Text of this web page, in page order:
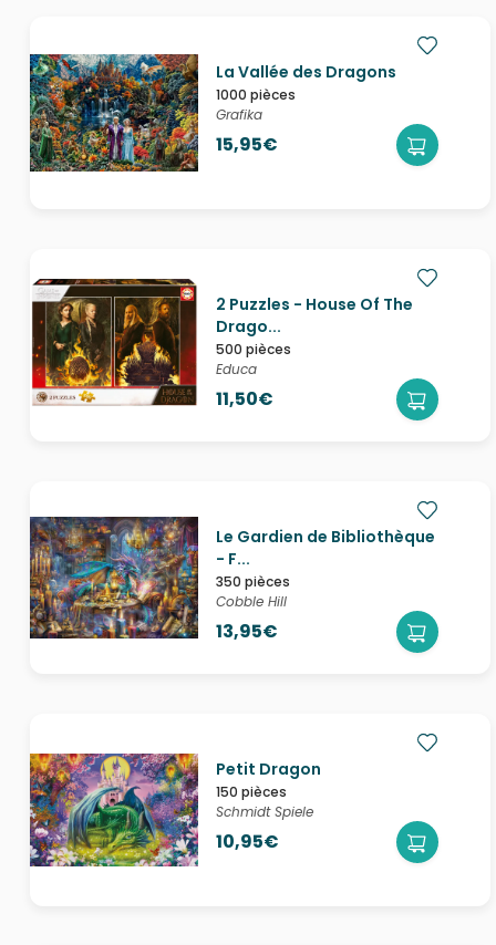
La Vallée des Dragons
1000 pièces
Grafika
15,95€
2 Puzzles - House Of The
Drago...
500 pièces
Educa
11,50€
Le Gardien de Bibliothèque
- F...
350 pièces
Cobble Hill
13,95€
Petit Dragon
150 pièces
Schmidt Spiele
10,95€